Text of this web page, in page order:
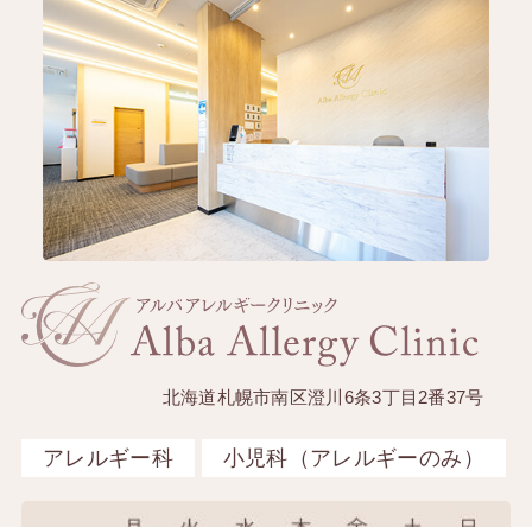
北海道札幌市南区澄川6条3丁目2番37号
アレルギー科 小児科（アレルギーのみ）